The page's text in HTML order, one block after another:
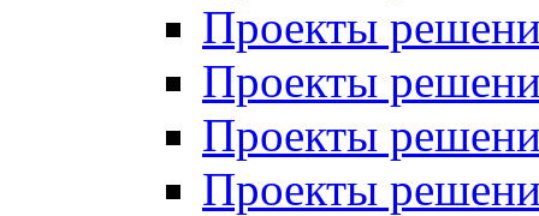
Проекты
Проекты
Проекты
Проекты